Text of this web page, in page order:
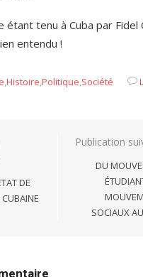
étant tenu à Cuba par Fidel
entendu !
,Histoire,Politique,Société
DE
CUBAINE
Publication
DU
SOCIAUX